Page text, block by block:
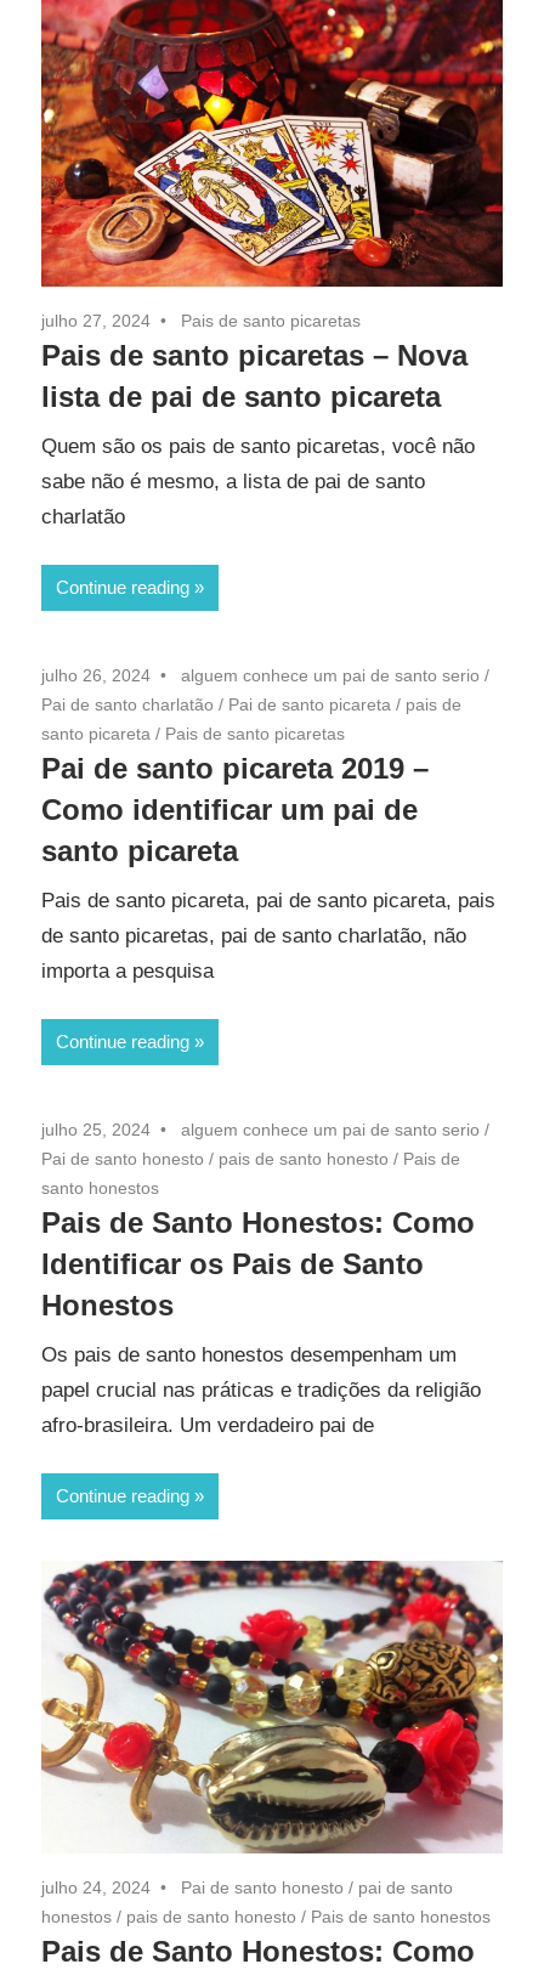
julho 27, 2024 Pais de santo picaretas
Pais de santo picaretas – Nova
lista de pai de santo picareta
Quem são os pais de santo picaretas, você não
sabe não é mesmo, a lista de pai de santo
charlatão
Continue reading
julho 26, 2024 alguem conhece um pai de santo serio /
Pai de santo charlatão / Pai de santo picareta / pais de
santo picareta / Pais de santo picaretas
Pai de santo picareta 2019 –
Como identificar um pai de
santo picareta
Pais de santo picareta, pai de santo picareta, pais
de santo picaretas, pai de santo charlatão, não
importa a pesquisa
Continue reading
julho 25, 2024 alguem conhece um pai de santo serio /
Pai de santo honesto / pais de santo honesto / Pais de
santo honestos
Pais de Santo Honestos: Como
Identificar os Pais de Santo
Honestos
Os pais de santo honestos desempenham um
papel crucial nas práticas e tradições da religião
afro-brasileira. Um verdadeiro pai de
Continue reading
julho 24, 2024 Pai de santo honesto / pai de santo
honestos / pais de santo honesto / Pais de santo honestos
Pais de Santo Honestos: Como